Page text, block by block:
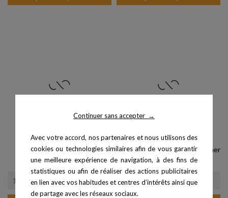
Continuer sans accepter →
Avec votre accord, nos partenaires et nous utilisons des
cookies ou technologies similaires afin de vous garantir
une meilleure expérience de navigation, à des fins de
statistiques ou afin de réaliser des actions publicitaires
en lien avec vos habitudes et centres d’intérêts ainsi que
de partage avec les réseaux sociaux.
Tacx Alpine
Prix
1 099,99 €
Tacx Neo Bike Plus Cycle Trainer
Prix
3 999,99 €